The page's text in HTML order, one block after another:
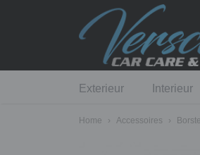
Exterieur Interieur
Home › Accessoires ›